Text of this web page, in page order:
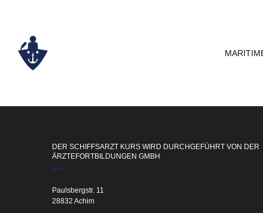
DER SCHIFFSARZT KURS WIRD DURCHGEFÜHRT VON DER
ÄRZTEFORTBILDUNGEN GMBH
Paulsbergstr. 11
28832 Achim